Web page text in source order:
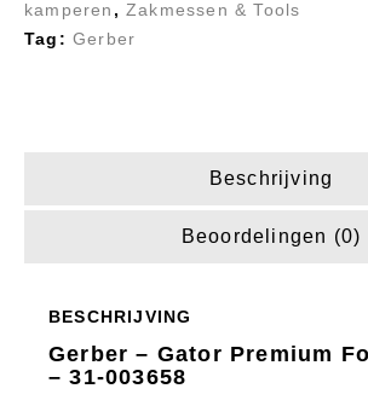
kamperen ,Zakmessen & Tools
Tag: Gerber
Beschrijving
Beoordelingen (0)
BESCHRIJVING
Gerber – Gator Premium
– 31-003658